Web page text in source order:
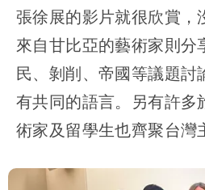
張徐展的影片就很欣賞，
來自甘比亞的藝術家則分
民、剝削、帝國等議題討
有共同的語言。另有許多
術家及留學生也齊聚台灣